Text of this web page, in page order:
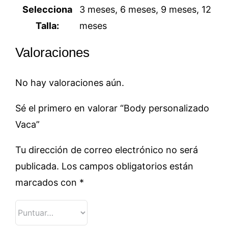
Selecciona
Talla:
3 meses, 6 meses, 9 meses, 12
meses
Valoraciones
No hay valoraciones aún.
Sé el primero en valorar “Body personalizado
Vaca”
Tu dirección de correo electrónico no será
publicada. Los campos obligatorios están
marcados con *